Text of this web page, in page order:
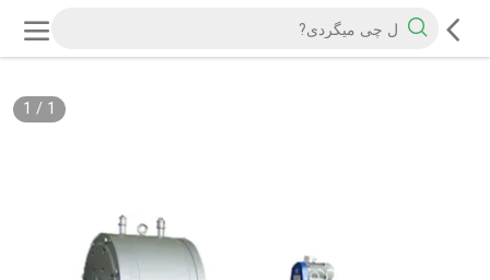
1
/
1